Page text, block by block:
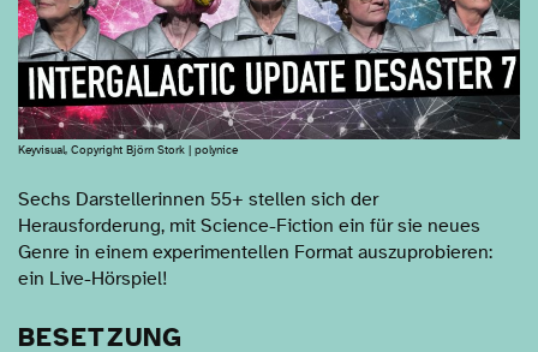
Keyvisual, Copyright Björn Stork | polynice
Sechs Darstellerinnen 55+ stellen sich der
Herausforderung, mit Science-Fiction ein für sie neues
Genre in einem experimentellen Format auszuprobieren:
ein Live-Hörspiel!
BESETZUNG